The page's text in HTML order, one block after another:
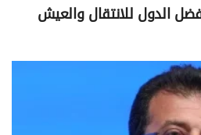
الدول للانتقال والعيش